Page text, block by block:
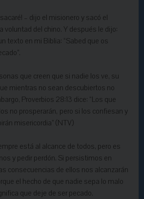
– dijo el misionero y sacó el
voluntad del chino. Y después le dijo:
texto en mi Biblia: “Sabed que os
que creen que si nadie los ve, su
mientras no sean descubiertos no
Proverbios 28:13 dice: “Los que
no prosperarán, pero si los confiesan y
misericordia” (NTV)
está al alcance de todos, pero es
y pedir perdón. Si persistimos en
consecuencias de ellos nos alcanzarán
el hecho de que nadie sepa lo malo
que deje de ser pecado.